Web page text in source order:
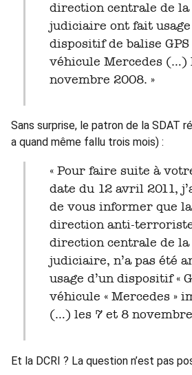
direction centrale de la
judiciaire ont fait usage
dispositif de balise
véhicule Mercedes (…)
novembre 2008. »
Sans surprise, le patron de la SDAT
a quand même fallu trois mois) :
« Pour faire suite à
date du 12 avril 2011,
de vous informer que
direction anti-
direction centrale de la
judiciaire, n’a pas été
usage d’un dispositif «
véhicule « Mercedes »
(…) les 7 et 8 novembre
Et la DCRI ? La question n’est pas